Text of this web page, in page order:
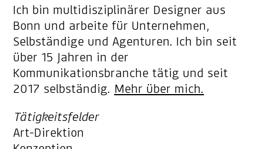
Ich bin multidisziplinärer Designer aus
Bonn und arbeite für Unternehmen,
Selbständige und Agenturen. Ich bin seit
über 15 Jahren in der
Kommunikationsbranche tätig und seit
2017 selbständig. Mehr über mich.
Tätigkeitsfelder
Art-Direktion